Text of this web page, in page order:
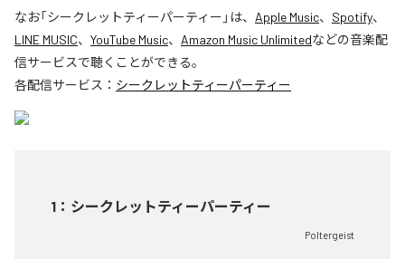
なお「シークレットティーパーティー 」は、 Apple Music、 Spotify、
LINE MUSIC、 YouTube Music、 Amazon Music Unlimitedなどの音楽配
信サービスで聴くことができる。
各配信サービス： シークレットティーパーティー
1 ： シークレットティーパーティー
Poltergeist